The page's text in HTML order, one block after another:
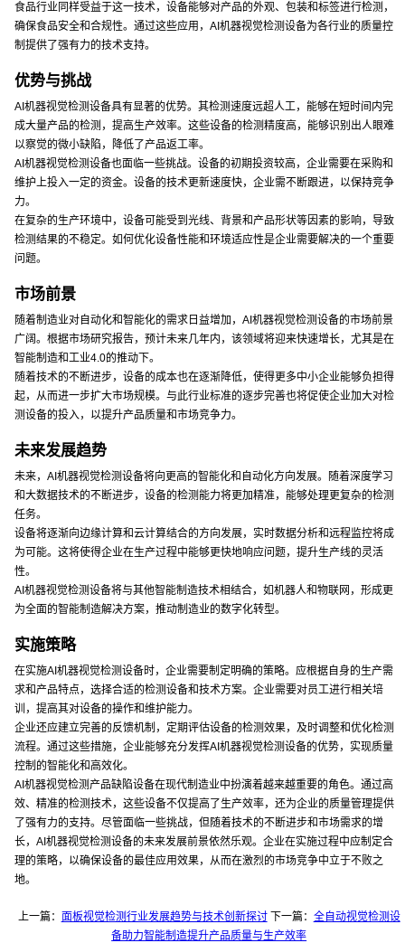
食品行业同样受益于这一技术，设备能够对产品的外观、包装和标签进行检测，
确保食品安全和合规性。通过这些应用，AI机器视觉检测设备为各行业的质量控
制提供了强有力的技术支持。
优势与挑战
AI机器视觉检测设备具有显著的优势。其检测速度远超人工，能够在短时间内完
成大量产品的检测，提高生产效率。这些设备的检测精度高，能够识别出人眼难
以察觉的微小缺陷，降低了产品返工率。
AI机器视觉检测设备也面临一些挑战。设备的初期投资较高，企业需要在采购和
维护上投入一定的资金。设备的技术更新速度快，企业需不断跟进，以保持竞争
力。
在复杂的生产环境中，设备可能受到光线、背景和产品形状等因素的影响，导致
检测结果的不稳定。如何优化设备性能和环境适应性是企业需要解决的一个重要
问题。
市场前景
随着制造业对自动化和智能化的需求日益增加，AI机器视觉检测设备的市场前景
广阔。根据市场研究报告，预计未来几年内，该领域将迎来快速增长，尤其是在
智能制造和工业4.0的推动下。
随着技术的不断进步，设备的成本也在逐渐降低，使得更多中小企业能够负担得
起，从而进一步扩大市场规模。与此行业标准的逐步完善也将促使企业加大对检
测设备的投入，以提升产品质量和市场竞争力。
未来发展趋势
未来，AI机器视觉检测设备将向更高的智能化和自动化方向发展。随着深度学习
和大数据技术的不断进步，设备的检测能力将更加精准，能够处理更复杂的检测
任务。
设备将逐渐向边缘计算和云计算结合的方向发展，实时数据分析和远程监控将成
为可能。这将使得企业在生产过程中能够更快地响应问题，提升生产线的灵活
性。
AI机器视觉检测设备将与其他智能制造技术相结合，如机器人和物联网，形成更
为全面的智能制造解决方案，推动制造业的数字化转型。
实施策略
在实施AI机器视觉检测设备时，企业需要制定明确的策略。应根据自身的生产需
求和产品特点，选择合适的检测设备和技术方案。企业需要对员工进行相关培
训，提高其对设备的操作和维护能力。
企业还应建立完善的反馈机制，定期评估设备的检测效果，及时调整和优化检测
流程。通过这些措施，企业能够充分发挥AI机器视觉检测设备的优势，实现质量
控制的智能化和高效化。
AI机器视觉检测产品缺陷设备在现代制造业中扮演着越来越重要的角色。通过高
效、精准的检测技术，这些设备不仅提高了生产效率，还为企业的质量管理提供
了强有力的支持。尽管面临一些挑战，但随着技术的不断进步和市场需求的增
长，AI机器视觉检测设备的未来发展前景依然乐观。企业在实施过程中应制定合
理的策略，以确保设备的最佳应用效果，从而在激烈的市场竞争中立于不败之
地。
上一篇： 面板视觉检测行业发展趋势与技术创新探讨下一篇： 全自动视觉检测设
备助力智能制造提升产品质量与生产效率